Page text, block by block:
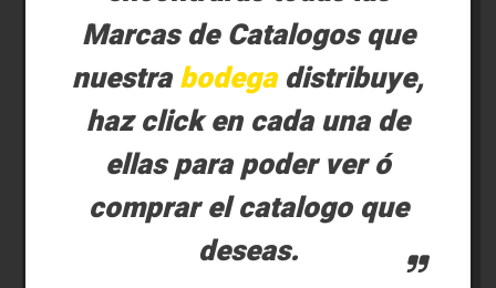
Marcas de Catalogos que
nuestrabodegadistribuye,
haz click en cada una de
ellas para poder ver ó
comprar el catalogo que
deseas.